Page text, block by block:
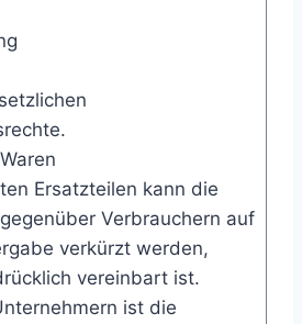
Ersatzteilen kann die
Verbrauchern auf
verkürzt werden,
vereinbart ist.
ist die